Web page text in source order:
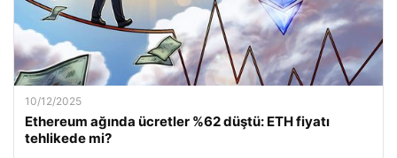
10/12/2025
Ethereum ağında ücretler %62 düştü: ETH fiyatı
tehlikede mi?